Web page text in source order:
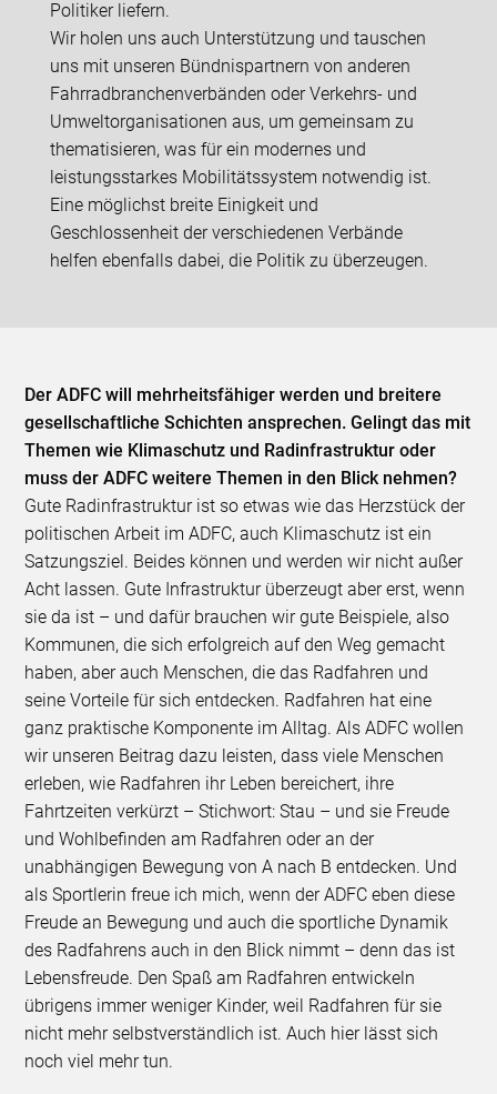
Politiker liefern.
Wir holen uns auch Unterstützung und tauschen
uns mit unseren Bündnispartnern von anderen
Fahrradbranchenverbänden oder Verkehrs- und
Umweltorganisationen aus, um gemeinsam zu
thematisieren, was für ein modernes und
leistungsstarkes Mobilitätssystem notwendig ist.
Eine möglichst breite Einigkeit und
Geschlossenheit der verschiedenen Verbände
helfen ebenfalls dabei, die Politik zu überzeugen.
Der ADFC will mehrheitsfähiger werden und breitere
gesellschaftliche Schichten ansprechen. Gelingt das mit
Themen wie Klimaschutz und Radinfrastruktur oder
muss der ADFC weitere Themen in den Blick nehmen?
Gute Radinfrastruktur ist so etwas wie das Herzstück der
politischen Arbeit im ADFC, auch Klimaschutz ist ein
Satzungsziel. Beides können und werden wir nicht außer
Acht lassen. Gute Infrastruktur überzeugt aber erst, wenn
sie da ist – und dafür brauchen wir gute Beispiele, also
Kommunen, die sich erfolgreich auf den Weg gemacht
haben, aber auch Menschen, die das Radfahren und
seine Vorteile für sich entdecken. Radfahren hat eine
ganz praktische Komponente im Alltag. Als ADFC wollen
wir unseren Beitrag dazu leisten, dass viele Menschen
erleben, wie Radfahren ihr Leben bereichert, ihre
Fahrtzeiten verkürzt – Stichwort: Stau – und sie Freude
und Wohlbefinden am Radfahren oder an der
unabhängigen Bewegung von A nach B entdecken. Und
als Sportlerin freue ich mich, wenn der ADFC eben diese
Freude an Bewegung und auch die sportliche Dynamik
des Radfahrens auch in den Blick nimmt – denn das ist
Lebensfreude. Den Spaß am Radfahren entwickeln
übrigens immer weniger Kinder, weil Radfahren für sie
nicht mehr selbstverständlich ist. Auch hier lässt sich
noch viel mehr tun.